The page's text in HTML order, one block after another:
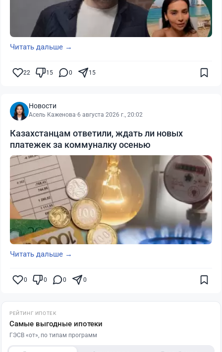
Читать дальше →
22 15 0 15
Новости
Асель Каженова·6 августа 2026 г., 20:02
Казахстанцам ответили, ждать ли новых
платежек за коммуналку осенью
Читать дальше →
0 0 0 0
РЕЙТИНГ ИПОТЕК
Самые выгодные ипотеки
ГЭСВ «от», по типам программ